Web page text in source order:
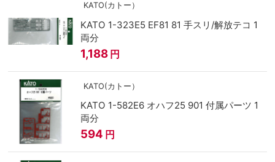
KATO(カトー）
KATO 1-323E5 EF81 81 手スリ/解放テコ 1
両分
1,188 円
KATO(カトー）
KATO 1-582E6 オハフ25 901 付属パーツ 1
両分
594 円